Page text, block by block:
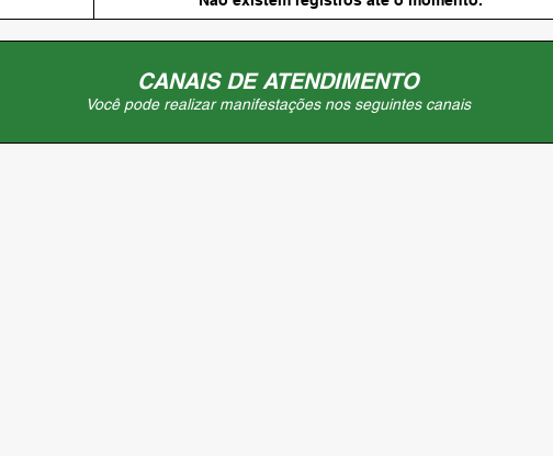
CANAIS DE ATENDIMENTO
Você pode realizar manifestações nos seguintes canais